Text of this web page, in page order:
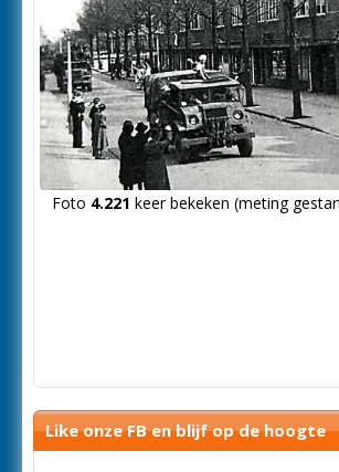
Foto 4.221 keer bekeken (meting
Like onze FB en blijf op de hoogte